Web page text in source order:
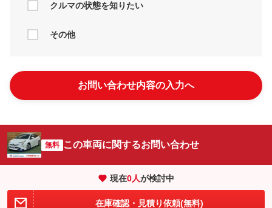
クルマの状態を知りたい
その他
お問い合わせ内容の入力へ
無料 この車両に関するお問い合わせ
現在0人が検討中
在庫確認・見積り依頼(無料)